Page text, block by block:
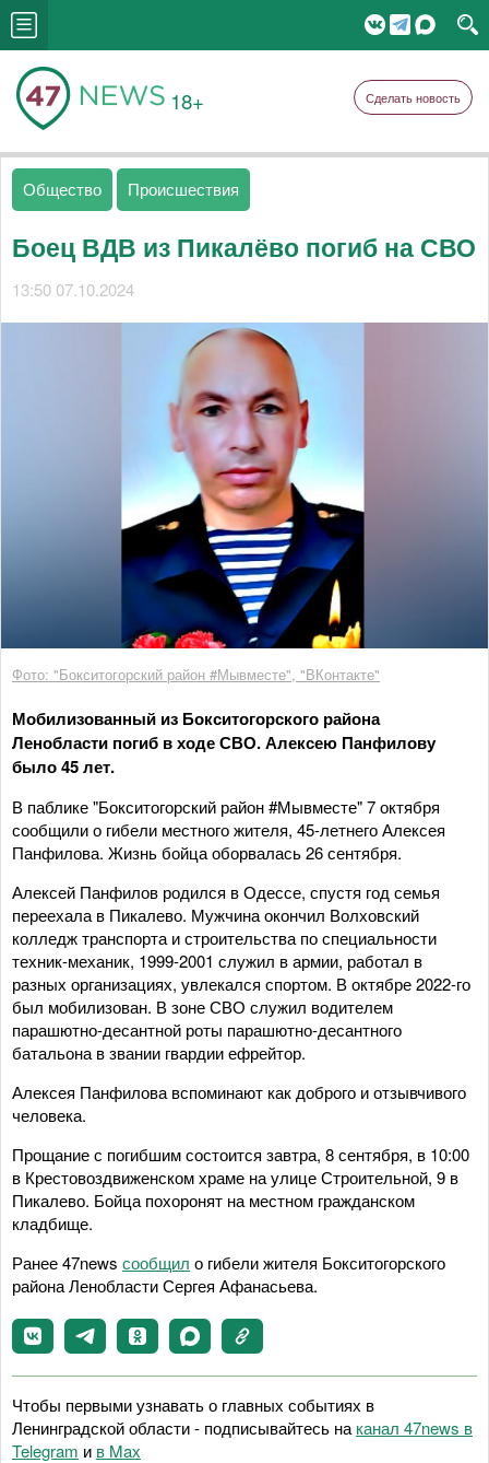
18+ Сделать новость
Общество Происшествия
Боец ВДВ из Пикалёво погиб на СВО
13:50 07.10.2024
Фото: "Бокситогорский район #Мывместе", "ВКонтакте"
Мобилизованный из Бокситогорского района
Ленобласти погиб в ходе СВО. Алексею Панфилову
было 45 лет.
В паблике "Бокситогорский район #Мывместе" 7 октября
сообщили о гибели местного жителя, 45-летнего Алексея
Панфилова. Жизнь бойца оборвалась 26 сентября.
Алексей Панфилов родился в Одессе, спустя год семья
переехала в Пикалево. Мужчина окончил Волховский
колледж транспорта и строительства по специальности
техник-механик, 1999-2001 служил в армии, работал в
разных организациях, увлекался спортом. В октябре 2022-го
был мобилизован. В зоне СВО служил водителем
парашютно-десантной роты парашютно-десантного
батальона в звании гвардии ефрейтор.
Алексея Панфилова вспоминают как доброго и отзывчивого
человека.
Прощание с погибшим состоится завтра, 8 сентября, в 10:00
в Крестовоздвиженском храме на улице Строительной, 9 в
Пикалево. Бойца похоронят на местном гражданском
кладбище.
Ранее 47news сообщил о гибели жителя Бокситогорского
района Ленобласти Сергея Афанасьева.
Чтобы первыми узнавать о главных событиях в
Ленинградской области - подписывайтесь на канал 47news в
Telegram и в Maх